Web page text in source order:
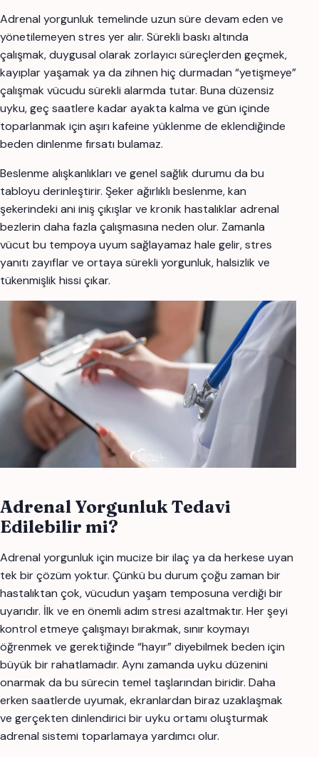
Adrenal yorgunluk temelinde uzun süre devam eden ve
yönetilemeyen stres yer alır. Sürekli baskı altında
çalışmak, duygusal olarak zorlayıcı süreçlerden geçmek,
kayıplar yaşamak ya da zihnen hiç durmadan “yetişmeye”
çalışmak vücudu sürekli alarmda tutar. Buna düzensiz
uyku, geç saatlere kadar ayakta kalma ve gün içinde
toparlanmak için aşırı kafeine yüklenme de eklendiğinde
beden dinlenme fırsatı bulamaz.
Beslenme alışkanlıkları ve genel sağlık durumu da bu
tabloyu derinleştirir. Şeker ağırlıklı beslenme, kan
şekerindeki ani iniş çıkışlar ve kronik hastalıklar adrenal
bezlerin daha fazla çalışmasına neden olur. Zamanla
vücut bu tempoya uyum sağlayamaz hale gelir, stres
yanıtı zayıflar ve ortaya sürekli yorgunluk, halsizlik ve
tükenmişlik hissi çıkar.
Adrenal Yorgunluk Tedavi
Edilebilir mi?
Adrenal yorgunluk için mucize bir ilaç ya da herkese uyan
tek bir çözüm yoktur. Çünkü bu durum çoğu zaman bir
hastalıktan çok, vücudun yaşam temposuna verdiği bir
uyarıdır. İlk ve en önemli adım stresi azaltmaktır. Her şeyi
kontrol etmeye çalışmayı bırakmak, sınır koymayı
öğrenmek ve gerektiğinde “hayır” diyebilmek beden için
büyük bir rahatlamadır. Aynı zamanda uyku düzenini
onarmak da bu sürecin temel taşlarından biridir. Daha
erken saatlerde uyumak, ekranlardan biraz uzaklaşmak
ve gerçekten dinlendirici bir uyku ortamı oluşturmak
adrenal sistemi toparlamaya yardımcı olur.